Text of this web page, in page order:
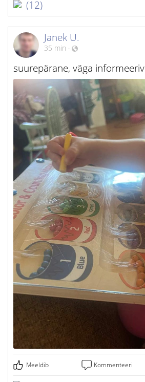
(12)
Janek U.
35 min ·
suurepärane, väga informeeriv
Meeldib Kommenteeri